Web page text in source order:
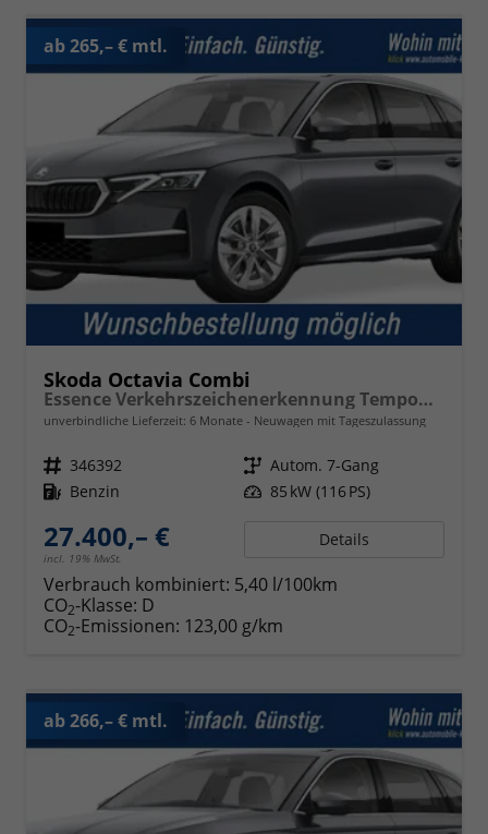
ab 265,– € mtl.
Skoda Octavia Combi
Essence Verkehrszeichenerkennung Tempomat 2-Zonen Klimaauto. LED-Scheinwerfer
unverbindliche Lieferzeit: 6 Monate Neuwagen mit Tageszulassung
Fahrzeugnr. 346392 Getriebe Autom. 7-Gang
Kraftstoff Benzin Leistung 85 kW (116 PS)
27.400,– €
incl. 19% MwSt.
Details
Verbrauch kombiniert: 5,40 l/100km
CO2-Klasse: D
CO2-Emissionen: 123,00 g/km
ab 266,– € mtl.